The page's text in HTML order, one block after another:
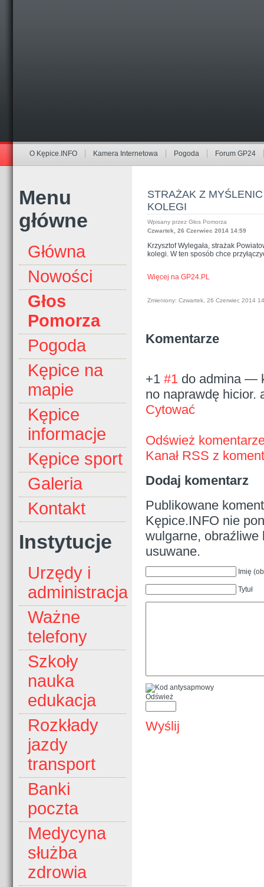
O Kępice.INFO Kamera Internetowa Pogoda Forum GP24
Menu
główne
Główna
Nowości
Głos
Pomorza
Pogoda
Kępice na
mapie
Kępice
informacje
Kępice sport
Galeria
Kontakt
Instytucje
Urzędy i
administracja
Ważne
telefony
Szkoły
nauka
edukacja
Rozkłady
jazdy
transport
Banki
poczta
Medycyna
służba
zdrowia
STRAŻAK Z
KOLEGI
Wpisany przez Głos Pomorza
Czwartek, 26 Czerwiec 2014 14:59
Krzysztof Wylegała, strażak
kolegi. W ten sposób chce
Więcej na GP24.PL
Zmieniony: Czwartek, 26 Czerwiec 2014
Komentarze
+1 #1 do admina —
no naprawdę hicior.
Cytować
Odśwież
Kanał RSS z
Dodaj komentarz
Publikowane
Kępice.INFO nie
wulgarne, obraźliwe
usuwane.
Imię
Tytuł
Odśwież
Wyślij